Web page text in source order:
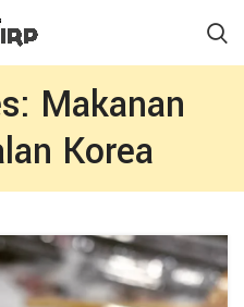
Makanan
Korea